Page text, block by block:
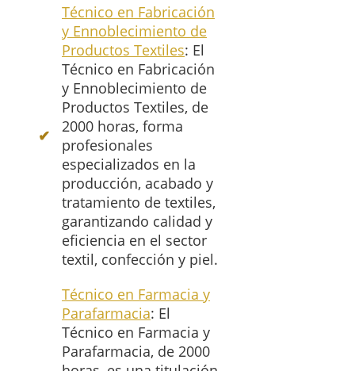
Técnico en Fabricación
y Ennoblecimiento de
Productos Textiles: El
Técnico en Fabricación
y Ennoblecimiento de
Productos Textiles, de
2000 horas, forma
profesionales
especializados en la
producción, acabado y
tratamiento de textiles,
garantizando calidad y
eficiencia en el sector
textil, confección y piel.
Técnico en Farmacia y
Parafarmacia: El
Técnico en Farmacia y
Parafarmacia, de 2000